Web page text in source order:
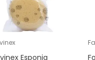
Esponja